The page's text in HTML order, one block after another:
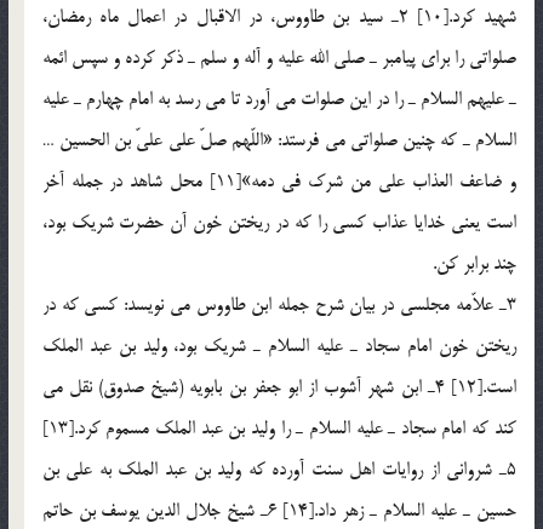
شهید کرد.[10] 2ـ سید بن طاووس، در الاقبال در اعمال ماه رمضان،
صلواتی را برای پیامبر ـ صلی الله علیه و آله و سلم ـ ذکر کرده و سپس ائمه
ـ عليهم السلام ـ را در اين صلوات مي آورد تا مي رسد به امام چهارم ـ عليه
السلام ـ که چنین صلواتی می فرستد: «اللّهم صلّ علی علیّ بن الحسین …
و ضاعف العذاب علی من شرک فی دمه»[11] محل شاهد در جمله آخر
است یعنی خدایا عذاب کسی را که در ریختن خون آن حضرت شریک بود،
چند برابر کن.
3ـ علاّمه مجلسی در بیان شرح جمله ابن طاووس می نویسد: کسی که در
ریختن خون امام سجاد ـ علیه السلام ـ شریک بود، ولید بن عبد الملک
است.[12] 4ـ ابن شهر آشوب از ابو جعفر بن بابویه (شیخ صدوق) نقل می
کند که امام سجاد ـ علیه السلام ـ را ولید بن عبد الملک مسموم کرد.[13]
5ـ شروانی از روایات اهل سنت آورده که ولید بن عبد الملک به علی بن
حسین ـ علیه السلام ـ زهر داد.[14] 6ـ شیخ جلال الدین یوسف بن حاتم